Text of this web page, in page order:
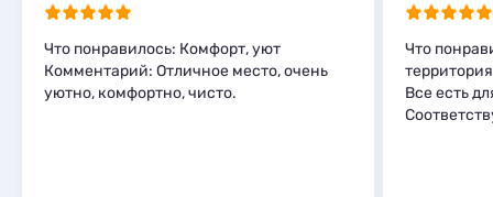
Глэмпинги
Шале
Что понравилось: Комфорт, уют
Комментарий: Отличное место, очень
уютно, комфортно, чисто.
Что
Все есть